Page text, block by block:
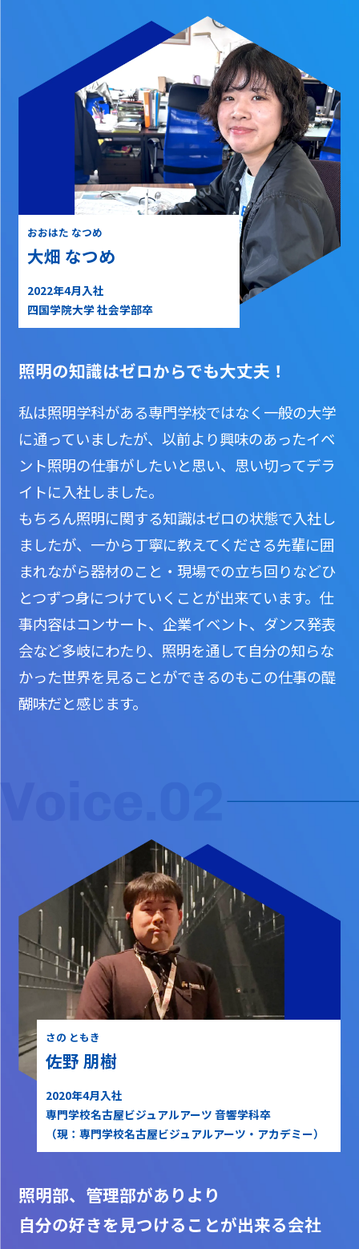
おおはた なつめ
大畑 なつめ
2022年4月入社
四国学院大学 社会学部卒
照明の知識はゼロからでも大丈夫！
私は照明学科がある専門学校ではなく一般の大学
に通っていましたが、以前より興味のあったイベ
ント照明の仕事がしたいと思い、思い切ってデラ
イトに入社しました。
もちろん照明に関する知識はゼロの状態で入社し
ましたが、一から丁寧に教えてくださる先輩に囲
まれながら器材のこと・現場での立ち回りなどひ
とつずつ身につけていくことが出来ています。仕
事内容はコンサート、企業イベント、ダンス発表
会など多岐にわたり、照明を通して自分の知らな
かった世界を見ることができるのもこの仕事の醍
醐味だと感じます。
さの ともき
佐野 朋樹
2020年4月入社
専門学校名古屋ビジュアルアーツ 音響学科卒
（現：専門学校名古屋ビジュアルアーツ・アカデミー）
照明部、管理部がありより
自分の好きを見つけることが出来る会社